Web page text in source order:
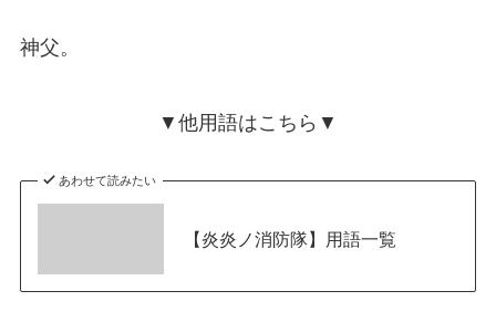
神父。
▼他用語はこちら▼
あわせて読みたい
【炎炎ノ消防隊】用語一覧